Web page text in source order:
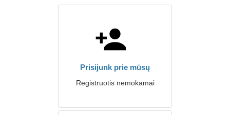
Prisijunk prie mūsų
Registruotis nemokamai